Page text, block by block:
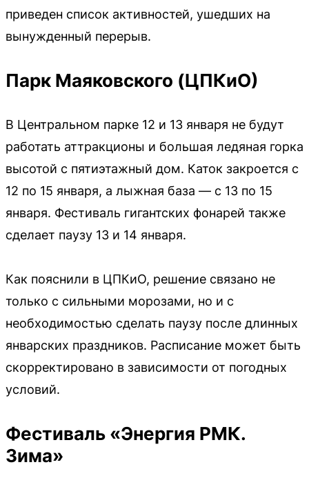
приведен список активностей, ушедших на
вынужденный перерыв.
Парк Маяковского (ЦПКиО)
В Центральном парке 12 и 13 января не будут
работать аттракционы и большая ледяная горка
высотой с пятиэтажный дом. Каток закроется с
12 по 15 января, а лыжная база — с 13 по 15
января. Фестиваль гигантских фонарей также
сделает паузу 13 и 14 января.
Как пояснили в ЦПКиО, решение связано не
только с сильными морозами, но и с
необходимостью сделать паузу после длинных
январских праздников. Расписание может быть
скорректировано в зависимости от погодных
условий.
Фестиваль «Энергия РМК.
Зима»